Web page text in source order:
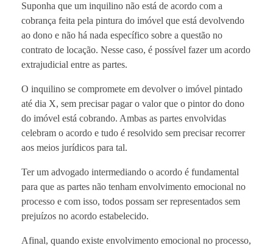
Suponha que um inquilino não está de acordo com a
cobrança feita pela pintura do imóvel que está devolvendo
ao dono e não há nada específico sobre a questão no
contrato de locação. Nesse caso, é possível fazer um acordo
extrajudicial entre as partes.
O inquilino se compromete em devolver o imóvel pintado
até dia X, sem precisar pagar o valor que o pintor do dono
do imóvel está cobrando. Ambas as partes envolvidas
celebram o acordo e tudo é resolvido sem precisar recorrer
aos meios jurídicos para tal.
Ter um advogado intermediando o acordo é fundamental
para que as partes não tenham envolvimento emocional no
processo e com isso, todos possam ser representados sem
prejuízos no acordo estabelecido.
Afinal, quando existe envolvimento emocional no processo,